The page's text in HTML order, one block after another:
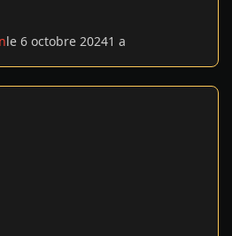
le 6 octobre 20241 a